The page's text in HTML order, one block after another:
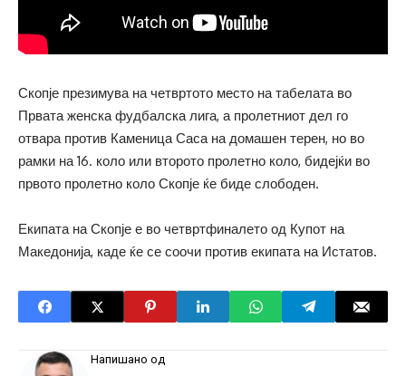
Скопје презимува на четвртото место на табелата во
Првата женска фудбалска лига, а пролетниот дел го
отвара против Каменица Саса на домашен терен, но во
рамки на 16. коло или второто пролетно коло, бидејќи во
првото пролетно коло Скопје ќе биде слободен.
Екипата на Скопје е во четвртфиналето од Купот на
Македонија, каде ќе се соочи против екипата на Истатов.
Напишано од